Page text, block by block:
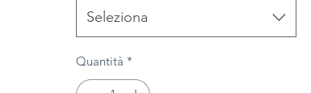
Seleziona
Quantità *